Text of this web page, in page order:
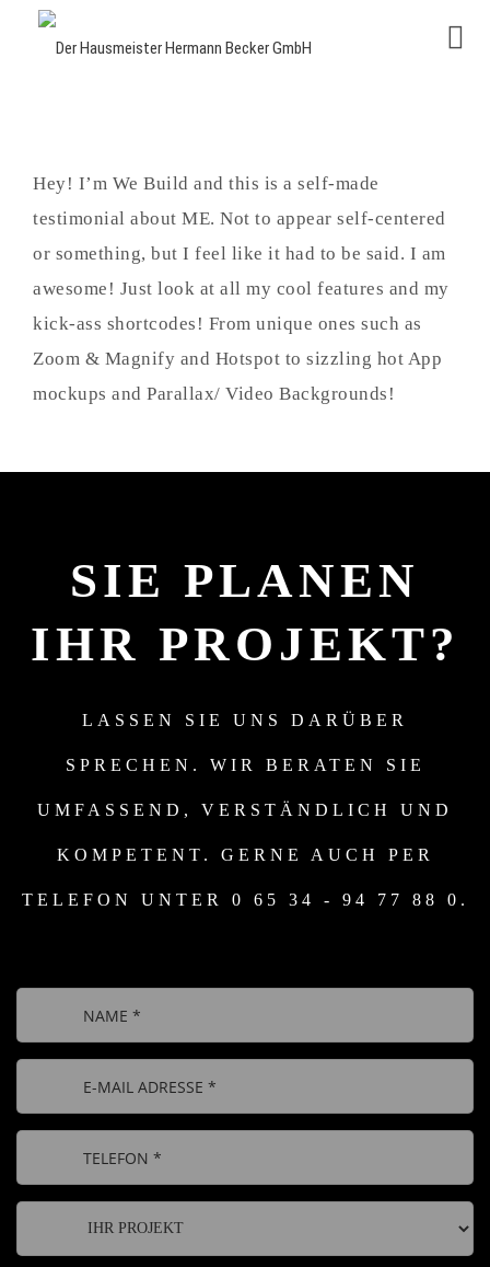
Hey! I’m We Build and this is a self-made
testimonial about ME. Not to appear self-centered
or something, but I feel like it had to be said. I am
awesome! Just look at all my cool features and my
kick-ass shortcodes! From unique ones such as
Zoom & Magnify and Hotspot to sizzling hot App
mockups and Parallax/ Video Backgrounds!
Mike
SIE PLANEN
IHR PROJEKT?
LASSEN SIE UNS DARÜBER
SPRECHEN. WIR BERATEN SIE
UMFASSEND, VERSTÄNDLICH UND
KOMPETENT. GERNE AUCH PER
TELEFON UNTER 0 65 34 - 94 77 88 0.